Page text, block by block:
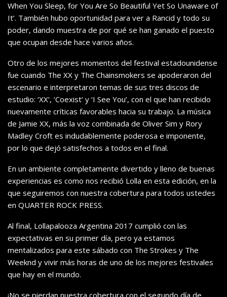
When You Sleep, for You Are So Beautiful Yet So Unaware of
It’. También hubo oportunidad para ver a Rancid y todo su
poder, dando muestra de por qué se han ganado el puesto
que ocupan desde hace varios años.
Otro de los mejores momentos del festival estadounidense
fue cuando The XX y The Chainsmokers se apoderaron del
escenario e interpretaron temas de sus tres discos de
estudio: ‘XX’, ‘Coexist’ y ‘I See You’, con el que han recibido
nuevamente críticas favorables hacia su trabajo. La música
de Jamie XX, más la voz combinada de Oliver Sim y Rory
Madley Croft es indudablemente poderosa e imponente,
por lo que dejó satisfechos a todos en el final.
En un ambiente completamente divertido y lleno de buenas
experiencias es como nos recibió Lolla en esta edición, en la
que seguiremos con nuestra cobertura para todos ustedes
en QUARTER ROCK PRESS.
Al final, Lollapalooza Argentina 2017 cumplió con las
expectativas en su primer día, pero ya estamos
mentalizados para este sábado con The Strokes y The
Weeknd y vivir más horas de uno de los mejores festivales
que hay en el mundo.